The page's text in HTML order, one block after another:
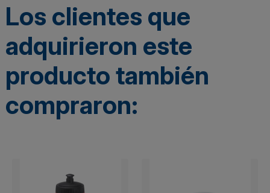
Los clientes que
adquirieron este
producto también
compraron: